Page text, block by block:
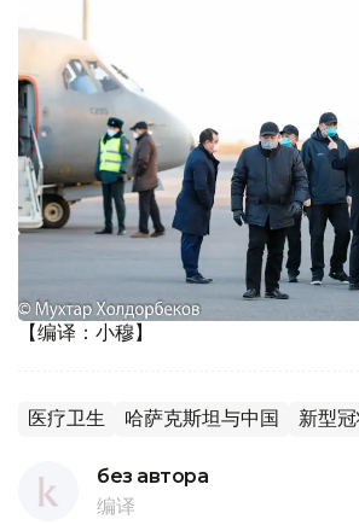
【编译：小穆】
医疗卫生 哈萨克斯坦与中国 新型
без автора
编译